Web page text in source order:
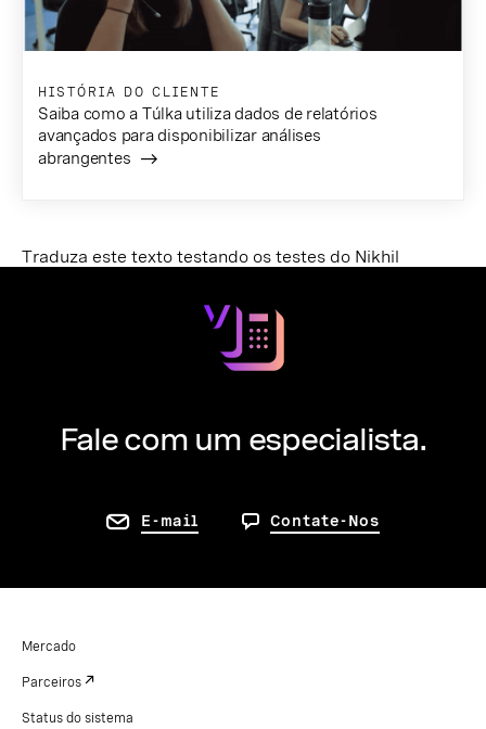
HISTÓRIA DO CLIENTE
Saiba como a Túlka utiliza dados de relatórios
avançados para disponibilizar análises
abrangentes
Traduza este texto testando os testes do Nikhil
Fale com um especialista.
E-mail Contate-Nos
Mercado
Parceiros
Status do sistema